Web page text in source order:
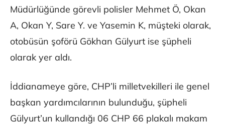
Müdürlüğünde görevli polisler Mehmet Ö, Okan
A, Okan Y, Sare Y. ve Yasemin K, müşteki olarak,
otobüsün şoförü Gökhan Gülyurt ise şüpheli
olarak yer aldı.
İddianameye göre, CHP’li milletvekilleri ile genel
başkan yardımcılarının bulunduğu, şüpheli
Gülyurt’un kullandığı 06 CHP 66 plakalı makam